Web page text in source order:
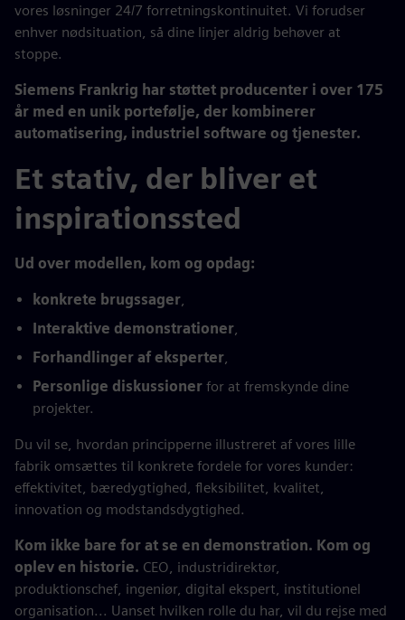
vores løsninger 24/7 forretningskontinuitet. Vi forudser
enhver nødsituation, så dine linjer aldrig behøver at
stoppe.
Siemens Frankrig har støttet producenter i over 175
år med en unik portefølje, der kombinerer
automatisering, industriel software og tjenester.
Et stativ, der bliver et
inspirationssted
Ud over modellen, kom og opdag:
konkrete brugssager
Interaktive demonstrationer
Forhandlinger af eksperter
Personlige diskussioner for at fremskynde dine
projekter.
Du vil se, hvordan principperne illustreret af vores lille
fabrik omsættes til konkrete fordele for vores kunder:
effektivitet, bæredygtighed, fleksibilitet, kvalitet,
innovation og modstandsdygtighed.
Kom ikke bare for at se en demonstration. Kom og
oplev en historie. CEO, industridirektør,
produktionschef, ingeniør, digital ekspert, institutionel
organisation... Uanset hvilken rolle du har, vil du rejse med